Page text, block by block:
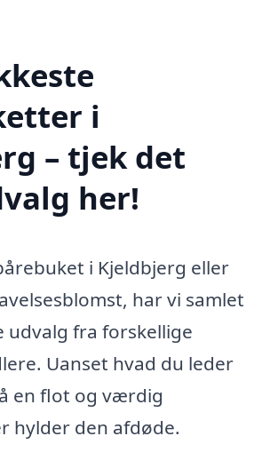
i
– tjek det
her!
i Kjeldbjerg eller
har vi samlet
udvalg fra forskellige
Uanset hvad du leder
en flot og værdig
hylder den afdøde.